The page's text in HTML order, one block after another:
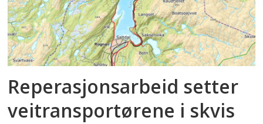
Reperasjonsarbeid setter
veitransportørene i skvis